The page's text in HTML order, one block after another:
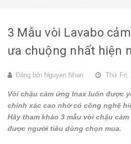
3 Mẫu vòi Lavabo
ưa chuộng nhất hiện
Đăng bởi Nguyen Nhan Thứ Fri,
Vòi chậu cảm ứng Inax luôn được
chính xác cao nhờ có công nghệ
Hãy tham khảo 3 mẫu vòi chậu
được người tiêu dùng chọn mua.